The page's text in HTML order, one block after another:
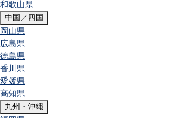
和歌山県
中国／四国
岡山県
広島県
徳島県
香川県
愛媛県
高知県
九州・沖縄